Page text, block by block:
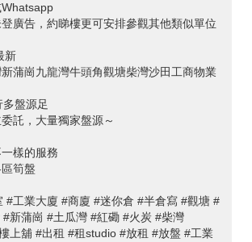
廣告，約睇樓更可安排參觀其他類似單位
新
蒲崗九龍灣牛頭角觀塘柴灣沙田工商物業
盤源足
託，大量獨家盤源～
樣的服務
筍盤
#工業大廈 #商廈 #迷你倉 #半倉寫 #觀塘 #
新蒲崗 #土瓜灣 #紅磡 #火炭 #柴灣
上舖 #出租 #租studio #放租 #放盤 #工業